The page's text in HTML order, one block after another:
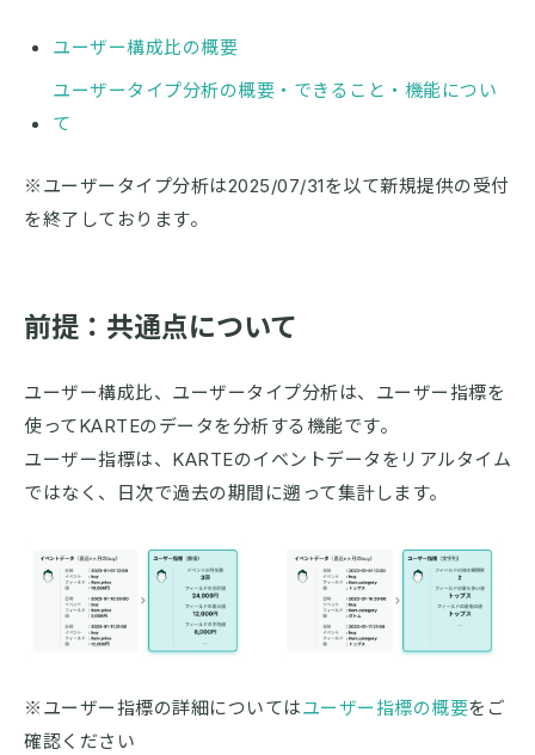
ユーザー構成比の概要
ユーザータイプ分析の概要・できること・機能につい
て
※ユーザータイプ分析は2025/07/31を以て新規提供の受付
を終了しております。
前提：共通点について
ユーザー構成比、ユーザータイプ分析は、ユーザー指標を
使ってKARTEのデータを分析する機能です。
ユーザー指標は、KARTEのイベントデータをリアルタイム
ではなく、日次で過去の期間に遡って集計します。
※ユーザー指標の詳細についてはユーザー指標の概要をご
確認ください